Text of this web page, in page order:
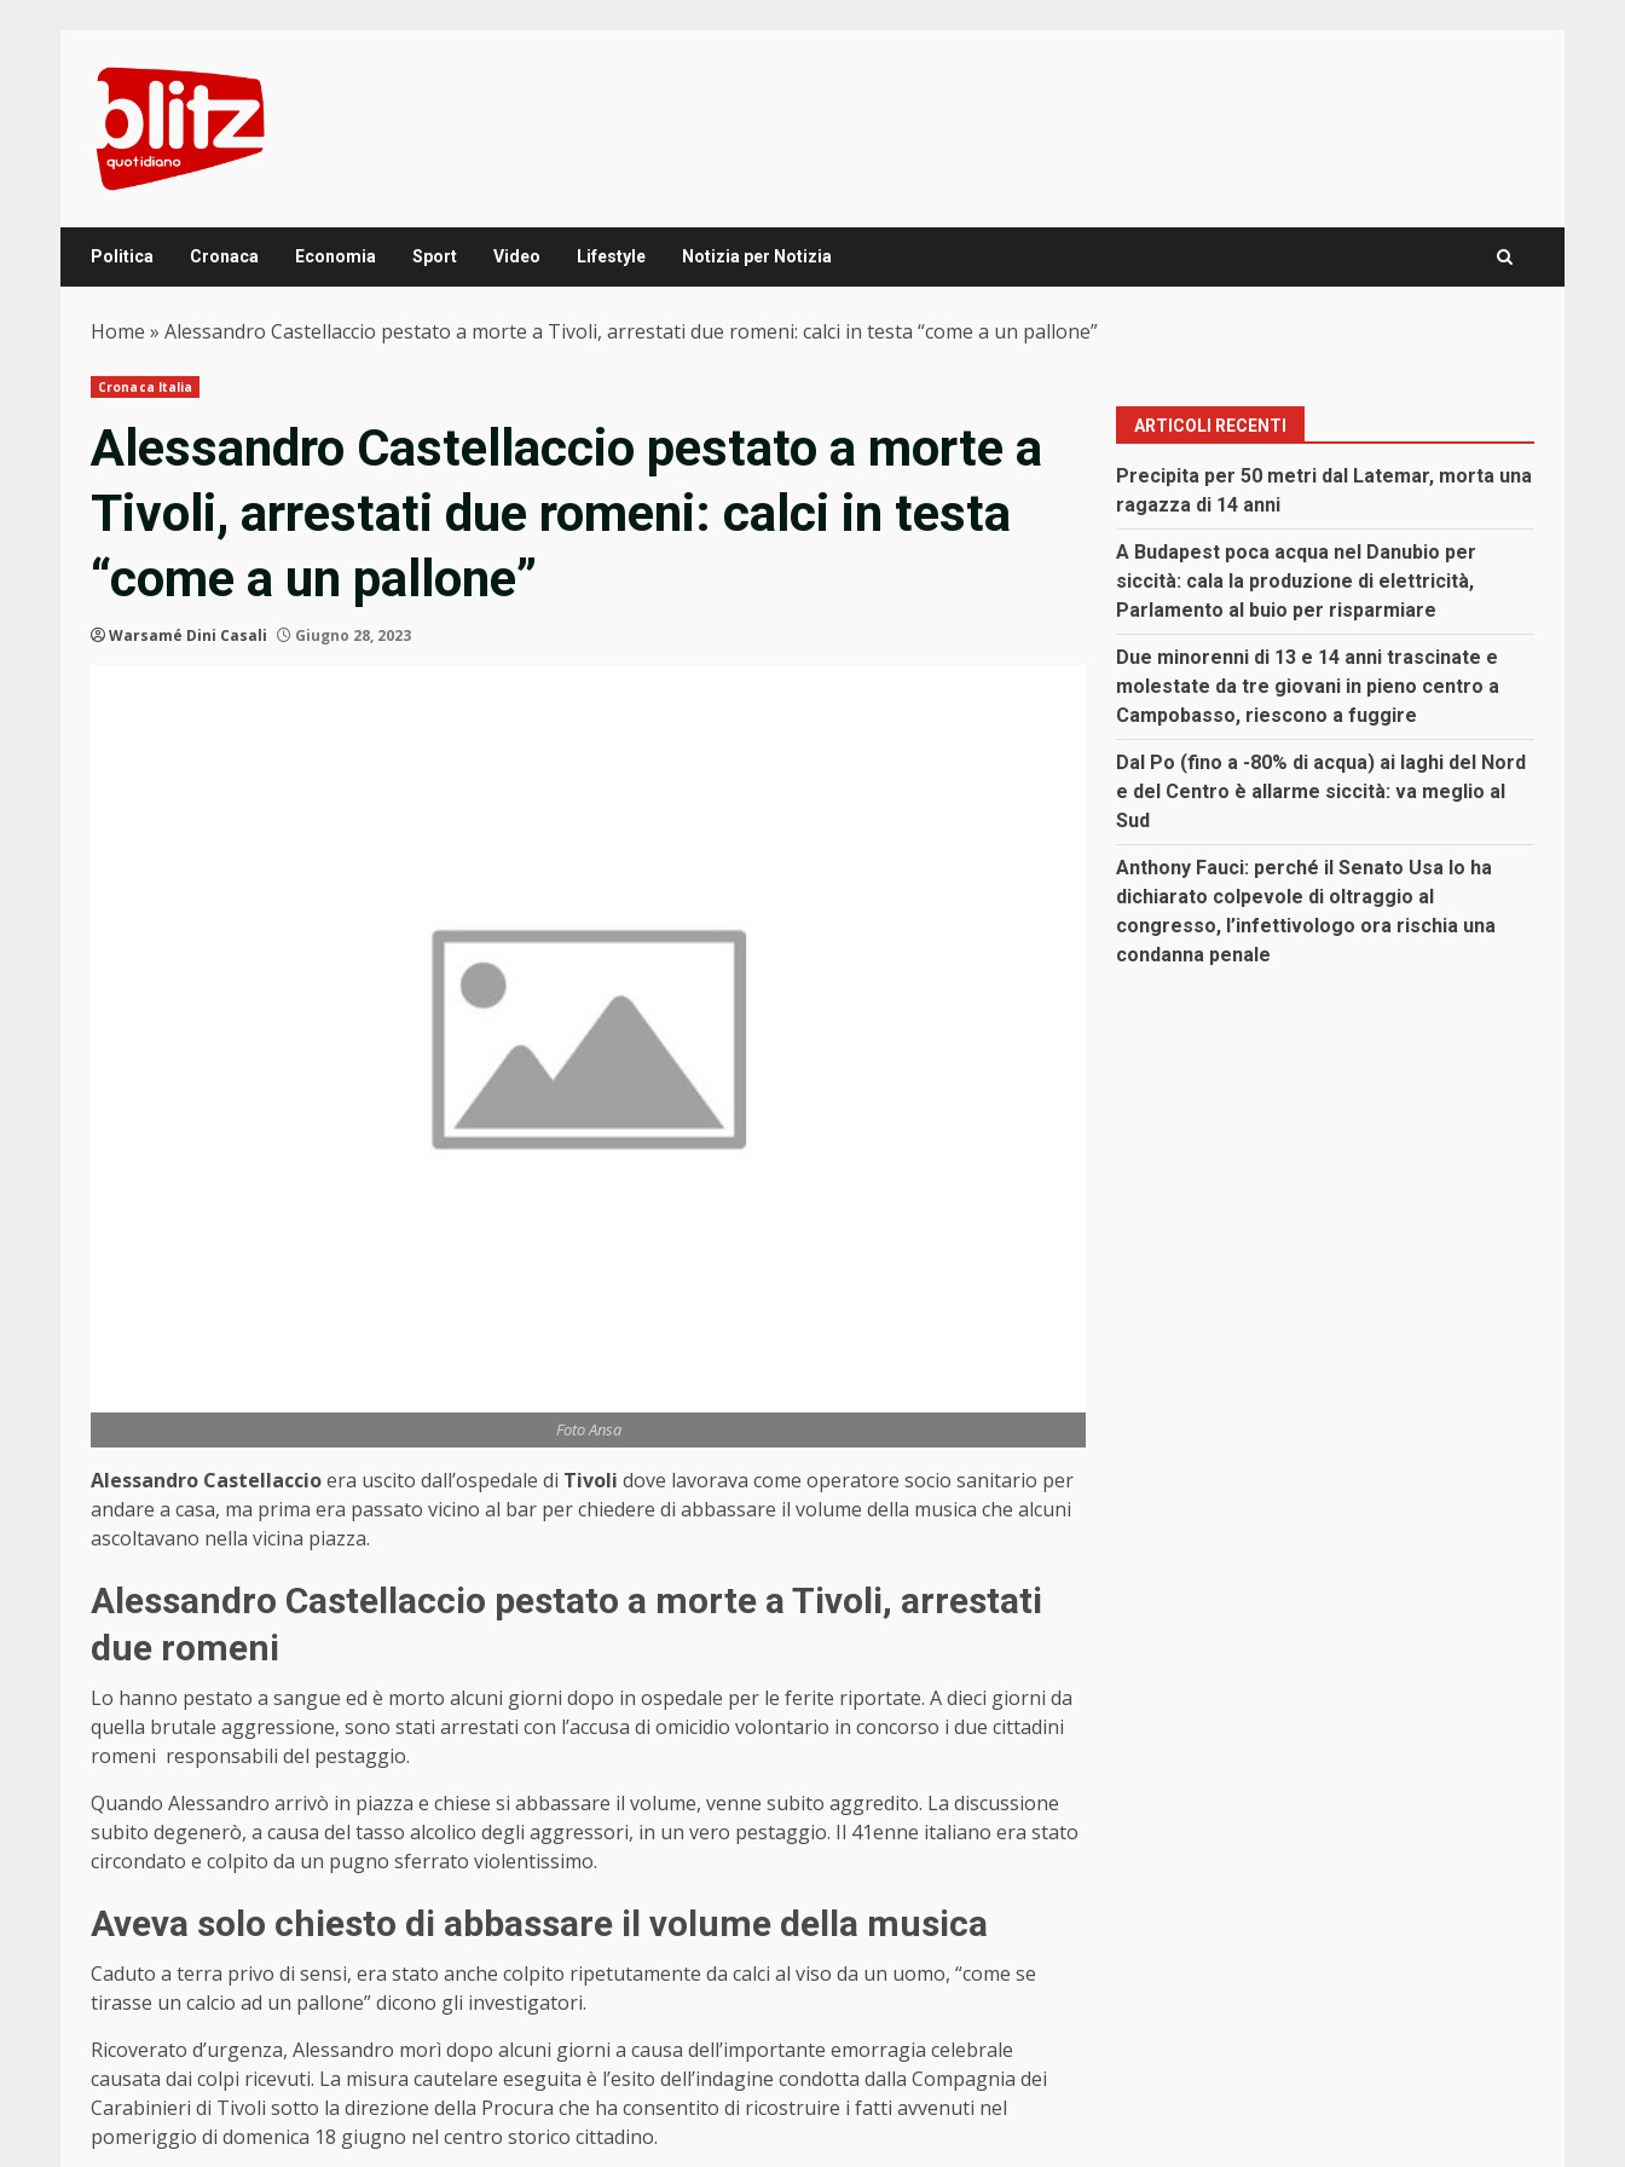
content
Politica Cronaca Economia Sport Video Lifestyle Notizia per Notizia
Home » Alessandro Castellaccio pestato a morte a Tivoli, arrestati due romeni: calci in testa “come a un pallone”
Cronaca Italia
Alessandro Castellaccio pestato a morte a
Tivoli, arrestati due romeni: calci in testa
“come a un pallone”
Warsamé Dini Casali Giugno 28, 2023
Foto Ansa
Alessandro Castellaccioera uscito dall’ospedale di Tivoli dove lavorava come operatore socio sanitario per
andare a casa, ma prima era passato vicino al bar per chiedere di abbassare il volume della musica che alcuni
ascoltavano nella vicina piazza.
Alessandro Castellaccio pestato a morte a Tivoli, arrestati
due romeni
Lo hanno pestato a sangue ed è morto alcuni giorni dopo in ospedale per le ferite riportate. A dieci giorni da
quella brutale aggressione, sono stati arrestati con l’accusa di omicidio volontario in concorso i due cittadini
romeni responsabili del pestaggio.
Quando Alessandro arrivò in piazza e chiese si abbassare il volume, venne subito aggredito. La discussione
subito degenerò, a causa del tasso alcolico degli aggressori, in un vero pestaggio. Il 41enne italiano era stato
circondato e colpito da un pugno sferrato violentissimo.
Aveva solo chiesto di abbassare il volume della musica
Caduto a terra privo di sensi, era stato anche colpito ripetutamente da calci al viso da un uomo, “come se
tirasse un calcio ad un pallone” dicono gli investigatori.
Ricoverato d’urgenza, Alessandro morì dopo alcuni giorni a causa dell’importante emorragia celebrale
causata dai colpi ricevuti. La misura cautelare eseguita è l’esito dell’indagine condotta dalla Compagnia dei
Carabinieri di Tivoli sotto la direzione della Procura che ha consentito di ricostruire i fatti avvenuti nel
pomeriggio di domenica 18 giugno nel centro storico cittadino.
ARTICOLI RECENTI
Precipita per 50 metri dal Latemar, morta una
ragazza di 14 anni
A Budapest poca acqua nel Danubio per
siccità: cala la produzione di elettricità,
Parlamento al buio per risparmiare
Due minorenni di 13 e 14 anni trascinate e
molestate da tre giovani in pieno centro a
Campobasso, riescono a fuggire
Dal Po (fino a -80% di acqua) ai laghi del Nord
e del Centro è allarme siccità: va meglio al
Sud
Anthony Fauci: perché il Senato Usa lo ha
dichiarato colpevole di oltraggio al
congresso, l’infettivologo ora rischia una
condanna penale